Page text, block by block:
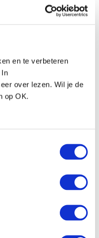
en te verbeteren
In
over lezen. Wil je de
op OK.
Lees meer